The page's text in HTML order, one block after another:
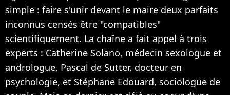
simple : faire s'unir devant le maire deux parfaits
inconnus censés être "compatibles"
scientifiquement. La chaîne a fait appel à trois
experts : Catherine Solano, médecin sexologue et
andrologue, Pascal de Sutter, docteur en
psychologie, et Stéphane Edouard, sociologue de